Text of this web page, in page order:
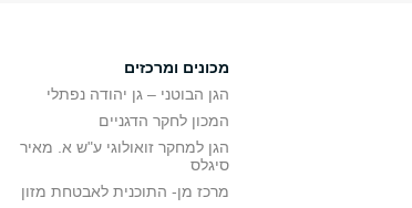
מכונים ומרכזים
הגן הבוטני – גן יהודה נפתלי
המכון לחקר הדגניים
הגן למחקר זואולוגי ע"ש א. מאיר
סיגלס
מרכז מן- התוכנית לאבטחת מזון